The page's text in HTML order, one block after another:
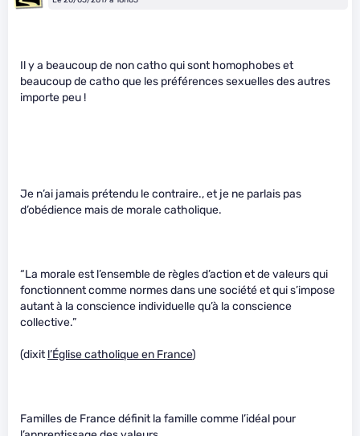
Il y a beaucoup de non catho qui sont homophobes et
beaucoup de catho que les préférences sexuelles des autres
importe peu !
Je n’ai jamais prétendu le contraire., et je ne parlais pas
d’obédience mais de morale catholique.
“La morale est l’ensemble de règles d’action et de valeurs qui
fonctionnent comme normes dans une société et qui s’impose
autant à la conscience individuelle qu’à la conscience
collective.”
(dixitl’Église catholique en France)
Familles de France définit la famille comme l’idéal pour